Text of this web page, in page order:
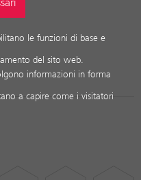
le funzioni di base e
del sito web.
informazioni in forma
a capire come i visitatori